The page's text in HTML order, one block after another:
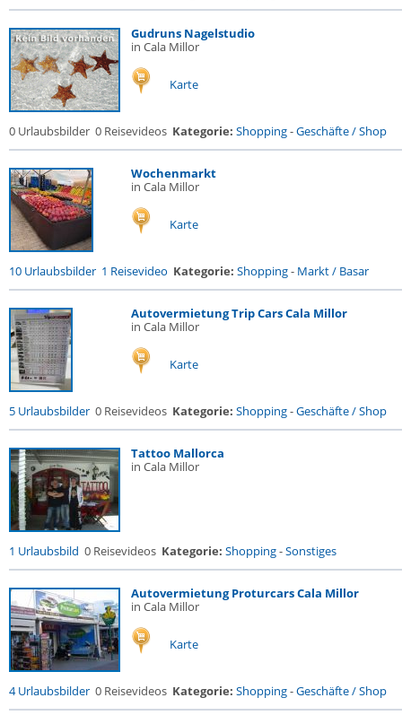
Gudruns Nagelstudio
in Cala Millor
Karte
0 Urlaubsbilder 0 Reisevideos Kategorie: Shopping-Geschäfte / Shop
Wochenmarkt
in Cala Millor
Karte
10 Urlaubsbilder 1 Reisevideo Kategorie: Shopping- Markt / Basar
Autovermietung Trip Cars Cala Millor
in Cala Millor
Karte
5 Urlaubsbilder 0 Reisevideos Kategorie: Shopping-Geschäfte / Shop
Tattoo Mallorca
in Cala Millor
1 Urlaubsbild 0 Reisevideos Kategorie: Shopping-Sonstiges
Autovermietung Proturcars Cala Millor
in Cala Millor
Karte
4 Urlaubsbilder 0 Reisevideos Kategorie: Shopping-Geschäfte / Shop